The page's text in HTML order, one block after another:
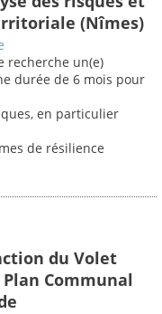
(Nîmes)
recherche un(e)
durée de 6 mois pour
en particulier
de résilience
du Volet
Plan Communal